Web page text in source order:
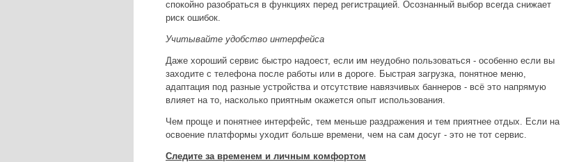
спокойно разобраться в функциях перед регистрацией. Осознанный выбор всегда снижает
риск ошибок.
Учитывайте удобство интерфейса
Даже хороший сервис быстро надоест, если им неудобно пользоваться - особенно если вы
заходите с телефона после работы или в дороге. Быстрая загрузка, понятное меню,
адаптация под разные устройства и отсутствие навязчивых баннеров - всё это напрямую
влияет на то, насколько приятным окажется опыт использования.
Чем проще и понятнее интерфейс, тем меньше раздражения и тем приятнее отдых. Если на
освоение платформы уходит больше времени, чем на сам досуг - это не тот сервис.
Следите за временем и личным комфортом